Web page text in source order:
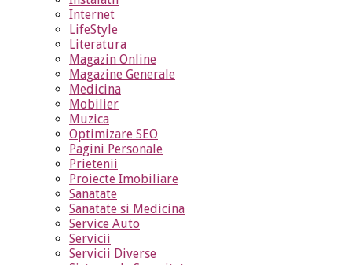
Internet
LifeStyle
Literatura
Magazin Online
Magazine Generale
Medicina
Mobilier
Muzica
Optimizare SEO
Pagini Personale
Prietenii
Proiecte Imobiliare
Sanatate
Sanatate si Medicina
Service Auto
Servicii
Servicii Diverse